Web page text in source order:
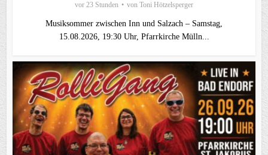
vor 23 Stunden von Toni Hötzelsperger
Musiksommer zwischen Inn und Salzach – Samstag,
15.08.2026, 19:30 Uhr, Pfarrkirche Mülln...